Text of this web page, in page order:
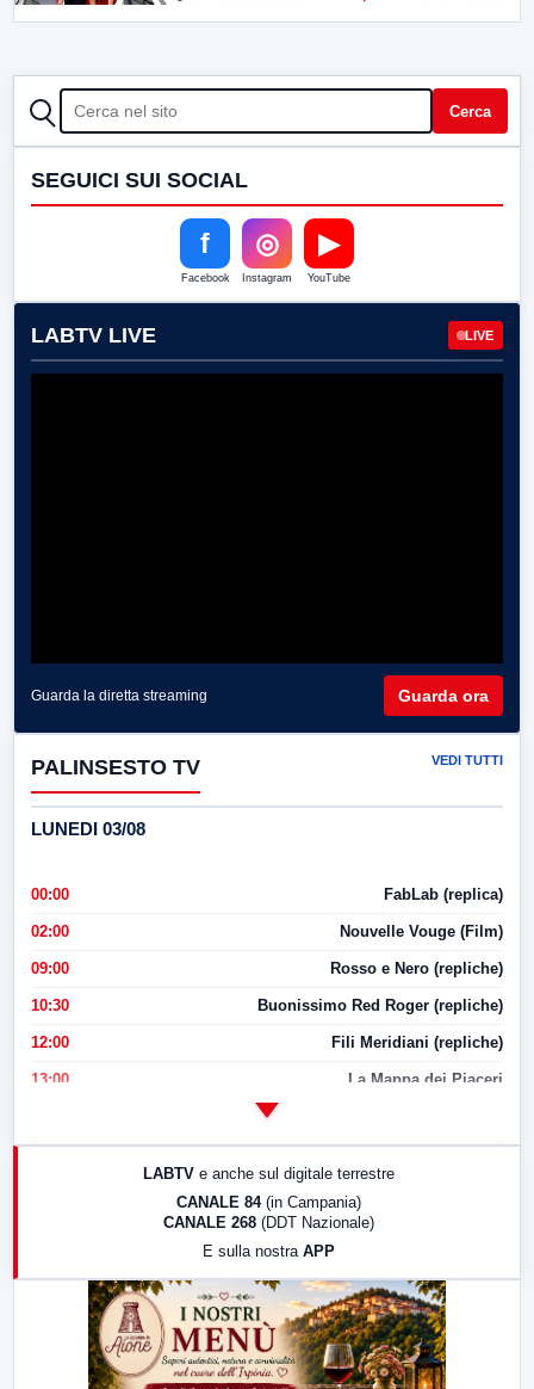
CERCA Cerca
SEGUICI SUI SOCIAL
f
Facebook
◎
Instagram
▶
YouTube
LABTV LIVE LIVE
Guarda la diretta streaming Guarda ora
PALINSESTO TV VEDI TUTTI
LUNEDI 03/08
00:00 FabLab (replica)
02:00 Nouvelle Vouge (Film)
09:00 Rosso e Nero (repliche)
10:30 Buonissimo Red Roger (repliche)
12:00 Fili Meridiani (repliche)
13:00 La Mappa dei Piaceri
LabNews (replica)
LABTV e anche sul digitale terrestre
CANALE 84 (in Campania)
CANALE 268 (DDT Nazionale)
E sulla nostra APP